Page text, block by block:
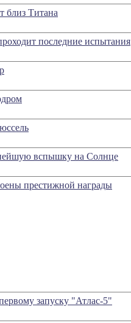
близ Титана
последние испытания
вспышку на Солнце
престижной награды
запуску "Атлас-5"